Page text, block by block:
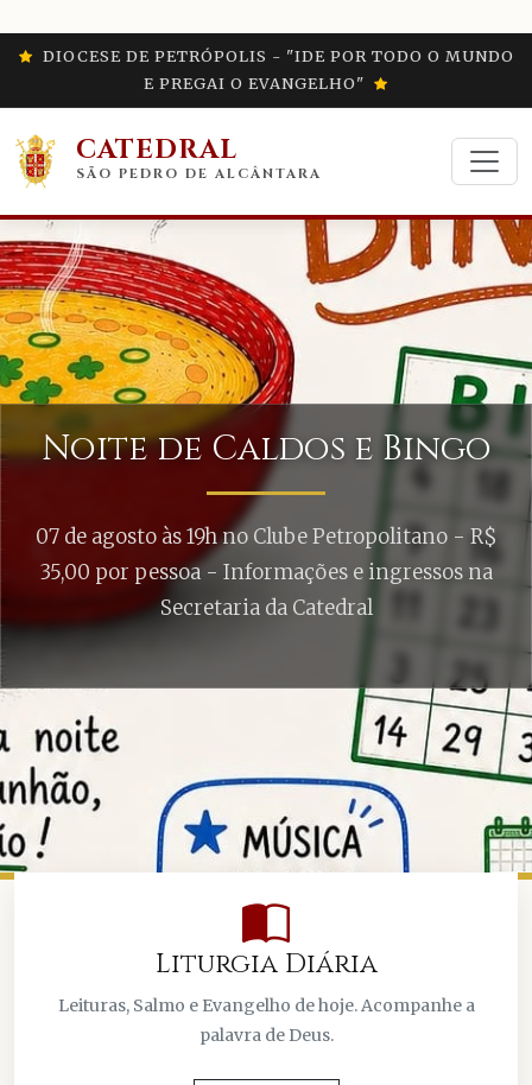
DIOCESE DE PETRÓPOLIS - "IDE POR TODO O MUNDO
E PREGAI O EVANGELHO"
CATEDRAL
SÃO PEDRO DE ALCÂNTARA
e Bingo
Petropolitano - R$
e ingressos na
Show de
Domingo 13 de setembro às
Catedral - Cartela R$
Anterior
Liturgia Diária
Leituras, Salmo e Evangelho de hoje. Acompanhe a
palavra de Deus.